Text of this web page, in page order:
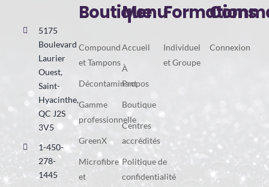
5175
Boulevard
Laurier
Ouest,
Saint-
Hyacinthe,
QC J2S
3V5
1-450-
278-
1445
Boutique
Compound
et Tampons
Décontaminant
Gamme
professionnelle
GreenX
Microfibre
et
Menu
Accueil
À
Propos
Boutique
Centres
accrédités
Politique de
confidentialité
Formations
Individuel
et Groupe
Connexion